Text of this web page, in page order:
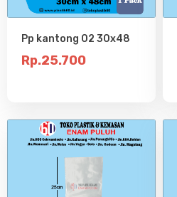
Pp kantong 02 30x48
Rp.25.700